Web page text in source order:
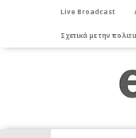
Live Broadcast
Σχετικά με την